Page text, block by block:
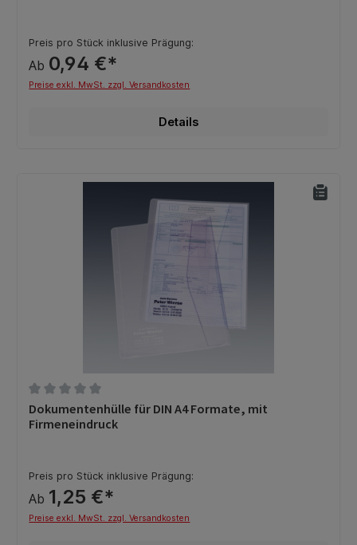
Preis pro Stück inklusive Prägung:
Ab 0,94 €*
Preise exkl. MwSt. zzgl. Versandkosten
Details
Durchschnittliche Bewertung von 0 von 5 Sternen
Dokumentenhülle für DIN A4 Formate, mit
Firmeneindruck
Preis pro Stück inklusive Prägung:
Ab 1,25 €*
Preise exkl. MwSt. zzgl. Versandkosten